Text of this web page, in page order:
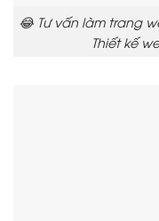
😂 Tư vấn làm trang
Thiết kế